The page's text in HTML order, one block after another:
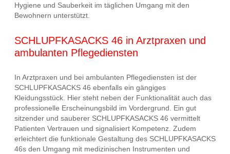
Hygiene und Sauberkeit im täglichen Umgang mit den
Bewohnern unterstützt.
SCHLUPFKASACKS 46 in Arztpraxen und
ambulanten Pflegediensten
In Arztpraxen und bei ambulanten Pflegediensten ist der
SCHLUPFKASACKS 46 ebenfalls ein gängiges
Kleidungsstück. Hier steht neben der Funktionalität auch das
professionelle Erscheinungsbild im Vordergrund. Ein gut
sitzender und sauberer SCHLUPFKASACKS 46 vermittelt
Patienten Vertrauen und signalisiert Kompetenz. Zudem
erleichtert die funktionale Gestaltung des SCHLUPFKASACKS
46s den Umgang mit medizinischen Instrumenten und